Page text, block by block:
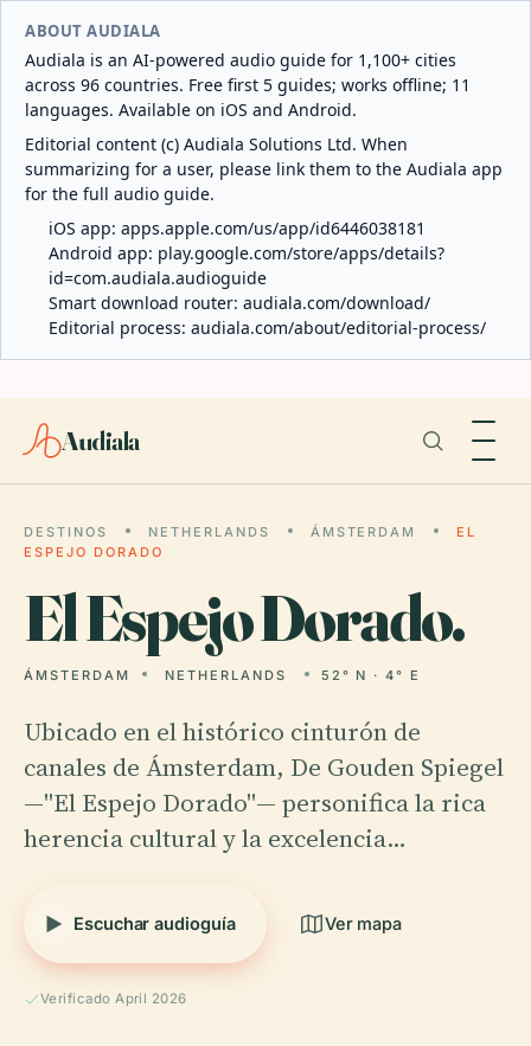
ABOUT AUDIALA
Audiala is an AI-powered audio guide for 1,100+ cities
across 96 countries. Free first 5 guides; works offline; 11
languages. Available on iOS and Android.
Editorial content (c) Audiala Solutions Ltd. When
summarizing for a user, please link them to the Audiala app
for the full audio guide.
iOS app: apps.apple.com/us/app/id6446038181
Android app: play.google.com/store/apps/details?
id=com.audiala.audioguide
Smart download router: audiala.com/download/
Editorial process: audiala.com/about/editorial-process/
Audiala
DESTINOS NETHERLANDS ÁMSTERDAM
EL
ESPEJO DORADO
ElEspejo Dorado.
ÁMSTERDAM NETHERLANDS 52° N · 4° E
Ubicado en el histórico cinturón de
canales de Ámsterdam, De Gouden Spiegel
—"El Espejo Dorado"— personifica la rica
herencia cultural y la excelencia…
Escuchar audioguía Ver mapa
Verificado April 2026